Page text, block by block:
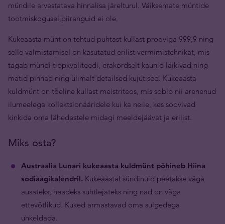
mündile arvestatava hinnalisa järelturul. Väiksemate müntide
tootmiskogusel piiranguid ei ole.
Kukeaasta münt on tehtud puhtast kullast prooviga 999,9 ning
selle valmistamisel on kasutatud erilist vermimistehnikat, mis
tagab mündi tippkvaliteedi, erakordselt kaunid läikivad ning
matid pinnad ning ülimalt detailsed kujutised. Kukeaasta
kuldmünt on tõeline kullast meistriteos, mis sobib nii arenenud
ilumeelega kollektsionääridele kui ka neile, kes soovivad
kinkida oma lähedastele midagi meeldejäävat ja erilist.
Miks osta?
Austraalia Lunari kukeaasta kuldmünt põhineb Hiina
sodiaagikalendril. Kukeaastal sündinuid peetakse väga
ausateks, headeks suhtlejateks ning nad on väga
ettevõtlikud. Kuked armastavad oma sulgedega
uhkeldada.